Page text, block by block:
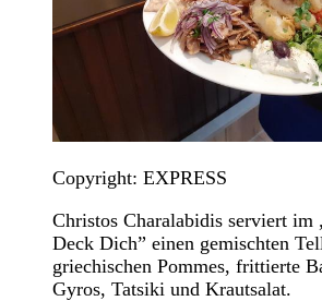
Copyright: EXPRESS
Christos Charalabidis serviert im
Deck Dich” einen gemischten
griechischen Pommes, frittierte
Gyros, Tatsiki und Krautsalat.